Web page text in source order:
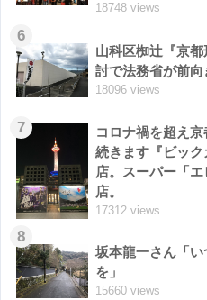
18748 views
6
山科区椥辻『京
討で法務省が前向
18096 views
7
コロナ禍を超え
続きます『ビック
店。スーパー「
店。
17312 views
8
坂本龍一さん「
を」
15660 views